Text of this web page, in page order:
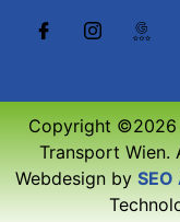
Copyright ©2026
Transport Wien.
Webdesign by